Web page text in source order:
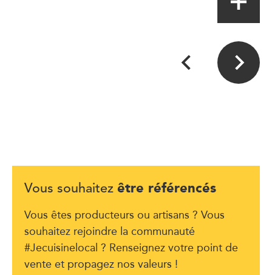
Vous souhaitez être référencés
Vous êtes producteurs ou artisans ? Vous
souhaitez rejoindre la communauté
#Jecuisinelocal ? Renseignez votre point de
vente et propagez nos valeurs !